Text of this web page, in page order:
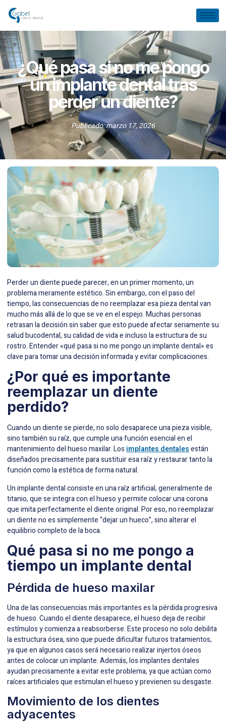
¿Qué pasa si no me pongo
un implante dental tras
perder un diente?
Publicado:marzo 17, 2026
Perder un diente puede parecer, en un primer momento, un
problema meramente estético. Sin embargo, con el paso del
tiempo, las consecuencias de no reemplazar esa pieza dental van
mucho más allá de lo que se ve en el espejo. Muchas personas
retrasan la decisión sin saber que esto puede afectar seriamente su
salud bucodental, su calidad de vida e incluso la estructura de su
rostro. Entender «qué pasa si no me pongo un implante dental» es
clave para tomar una decisión informada y evitar complicaciones.
¿Por qué es importante
reemplazar un diente
perdido?
Cuando un diente se pierde, no solo desaparece una pieza visible,
sino también su raíz, que cumple una función esencial en el
mantenimiento del hueso maxilar. Losimplantes dentalesestán
diseñados precisamente para sustituir esa raíz y restaurar tanto la
función como la estética de forma natural.
Un implante dental consiste en una raíz artificial, generalmente de
titanio, que se integra con el hueso y permite colocar una corona
que imita perfectamente el diente original. Por eso, no reemplazar
un diente no es simplemente “dejar un hueco”, sino alterar el
equilibrio completo de la boca.
Qué pasa si no me pongo a
tiempo un implante dental
Pérdida de hueso maxilar
Una de las consecuencias más importantes es la pérdida progresiva
de hueso. Cuando el diente desaparece, el hueso deja de recibir
estímulos y comienza a reabsorberse. Este proceso no solo debilita
la estructura ósea, sino que puede dificultar futuros tratamientos,
ya que en algunos casos será necesario realizar injertos óseos
antes de colocar un implante. Además, los implantes dentales
ayudan precisamente a evitar este problema, ya que actúan como
raíces artificiales que estimulan el hueso y previenen su desgaste.
Movimiento de los dientes
adyacentes